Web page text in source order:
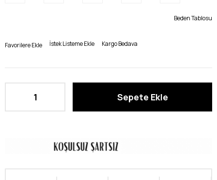
Beden Tablosu
Favorilere Ekle İstek Listeme Ekle Kargo Bedava